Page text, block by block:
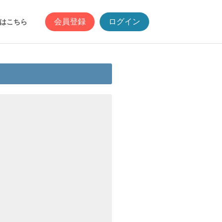
こちら 会員登録 ログイン